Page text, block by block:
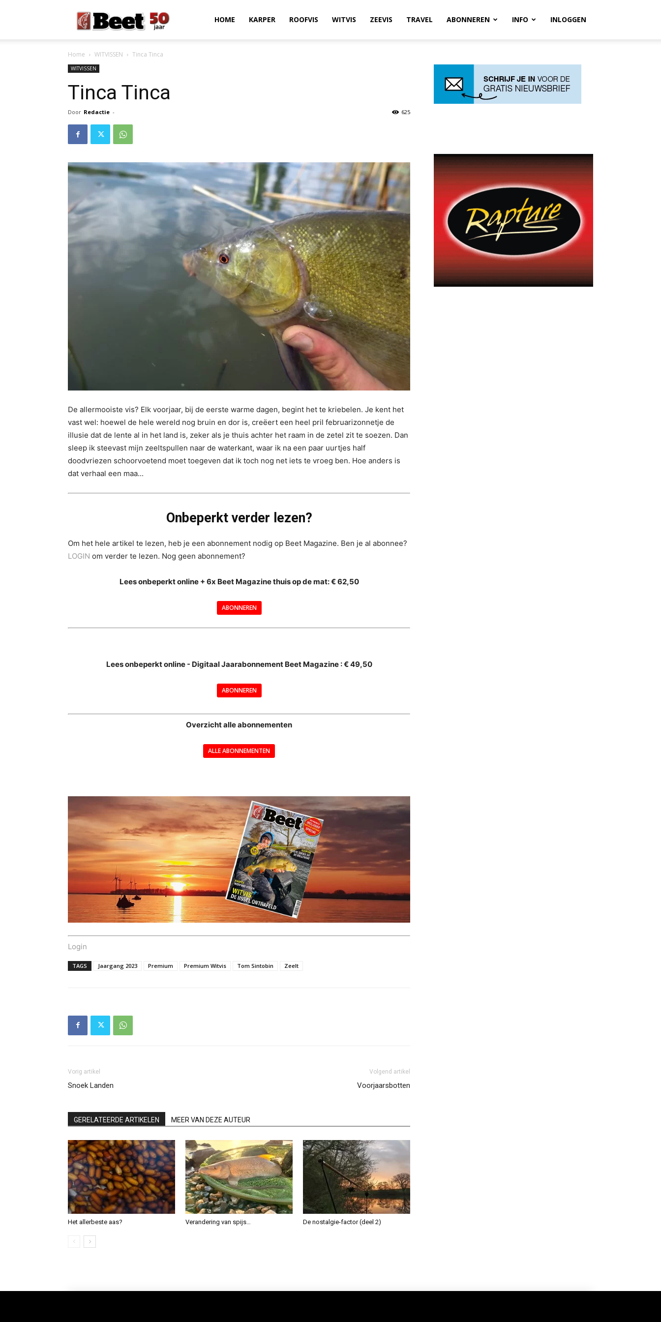
HOME KARPER ROOFVIS WITVIS ZEEVIS TRAVEL ABONNEREN INFO INLOGGEN
Home WITVISSEN Tinca Tinca
WITVISSEN
Tinca Tinca
Door Redactie - 625
De allermooiste vis? Elk voorjaar, bij de eerste warme dagen, begint het te kriebelen. Je kent het
vast wel: hoewel de hele wereld nog bruin en dor is, creëert een heel pril februarizonnetje de
illusie dat de lente al in het land is, zeker als je thuis achter het raam in de zetel zit te soezen. Dan
sleep ik steevast mijn zeeltspullen naar de waterkant, waar ik na een paar uurtjes half
doodvriezen schoorvoetend moet toegeven dat ik toch nog net iets te vroeg ben. Hoe anders is
dat verhaal een maa...
Onbeperkt verder lezen?
Om het hele artikel te lezen, heb je een abonnement nodig op Beet Magazine. Ben je al abonnee?
LOGIN om verder te lezen. Nog geen abonnement?
Lees onbeperkt online + 6x Beet Magazine thuis op de mat: € 62,50
ABONNEREN
Lees onbeperkt online - Digitaal Jaarabonnement Beet Magazine : € 49,50
ABONNEREN
Overzicht alle abonnementen
ALLE ABONNEMENTEN
Login
TAGS Jaargang 2023 Premium Premium Witvis Tom Sintobin Zeelt
Vorig artikel
Snoek Landen
Volgend artikel
Voorjaarsbotten
GERELATEERDE ARTIKELEN MEER VAN DEZE AUTEUR
Het allerbeste aas? Verandering van spijs… De nostalgie-factor (deel 2)